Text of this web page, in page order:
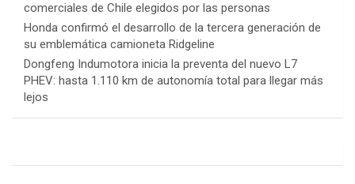
comerciales de Chile elegidos por las personas
Honda confirmó el desarrollo de la tercera generación de
su emblemática camioneta Ridgeline
Dongfeng Indumotora inicia la preventa del nuevo L7
PHEV: hasta 1.110 km de autonomía total para llegar más
lejos